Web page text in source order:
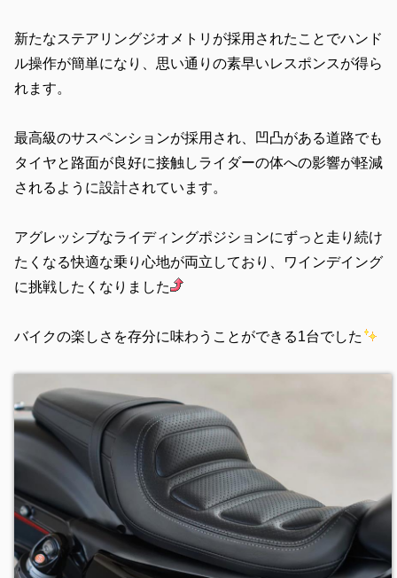
新たなステアリングジオメトリが採用されたことでハンド
ル操作が簡単になり、思い通りの素早いレスポンスが得ら
れます。
最高級のサスペンションが採用され、凹凸がある道路でも
タイヤと路面が良好に接触しライダーの体への影響が軽減
されるように設計されています。
アグレッシブなライディングポジションにずっと走り続け
たくなる快適な乗り心地が両立しており、ワインデイング
に挑戦したくなりました
バイクの楽しさを存分に味わうことができる1台でした